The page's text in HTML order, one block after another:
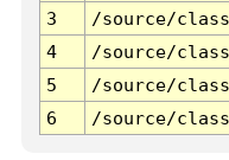
3 /source/
4
/source/
5
/source/
6
/source/